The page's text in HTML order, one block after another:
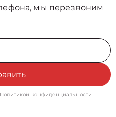
мы перезвоним
Политикой конфиденциальности